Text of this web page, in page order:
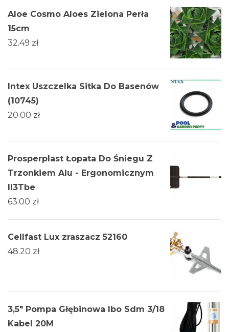
Aloe Cosmo Aloes Zielona Perła
15cm
32.49 zł
Intex Uszczelka Sitka Do Basenów
(10745)
20.00 zł
Prosperplast Łopata Do Śniegu Z
Trzonkiem Alu - Ergonomicznym
Il3Tbe
63.00 zł
Cellfast Lux zraszacz 52160
48.20 zł
3,5" Pompa Głębinowa Ibo Sdm 3/18
Kabel 20M